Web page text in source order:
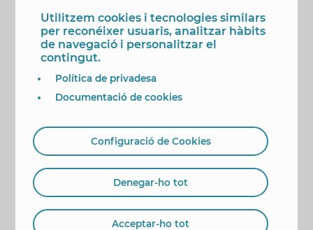
tipus d'espectacle, des de 2.000 assistents fins a
25.000, i el recinte estarà instal·lat des del 28 de
juny al 6 de setembre.
“la versatilitat dels nostres espais esportius”, en
este cas propiciant que “milers de persones
un atractiu” i que s'afig a un recinte “del qual ja
tenim un acompte, però que cal viure”.
Després de la presentació va ser el moment de la
música, amb l'actuació en directe de la banda The
Walls i una sessió de dj. Dani de l'Embolic.
Programació ja confirmada
Utilitzem cookies i tecnologies similars
per reconéixer usuaris, analitzar hàbits
de navegació i personalitzar el
contingut.
Política de privadesa
Documentació de cookies
Configuració de Cookies
Denegar-ho tot
Acceptar-ho tot